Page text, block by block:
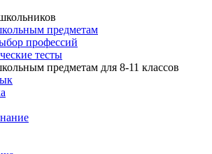
предметам
профессий
тесты
предметам для 8-11 классов